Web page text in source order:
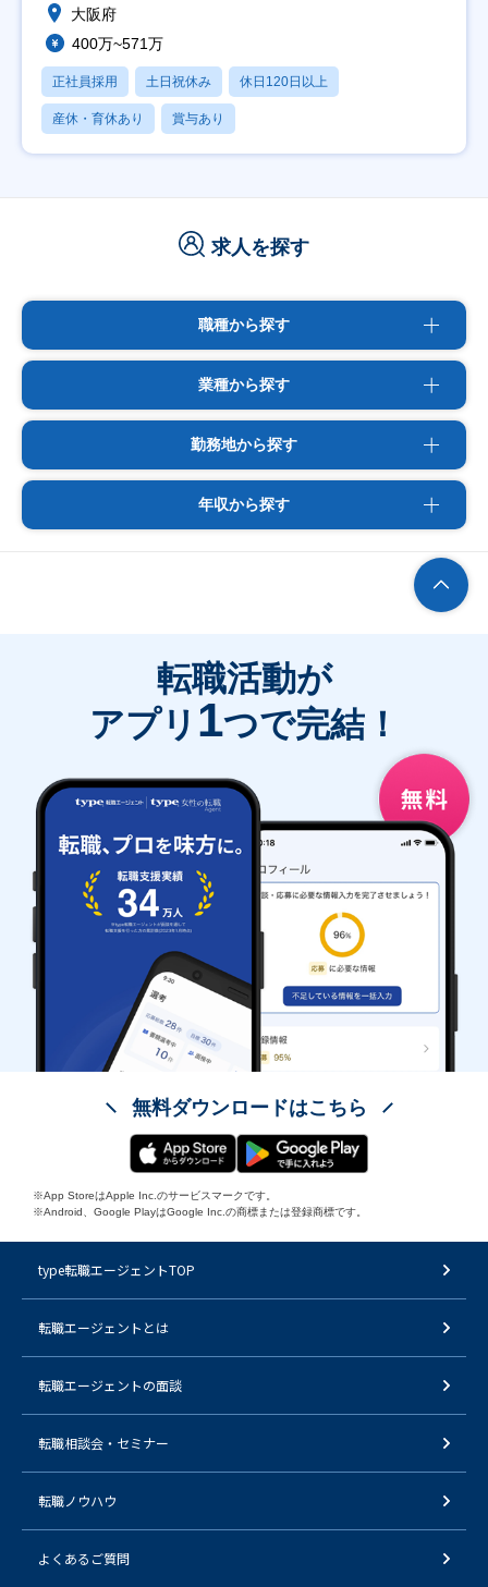
大阪府
400万~571万
正社員採用 土日祝休み 休日120日以上
産休・育休あり 賞与あり
求人を探す
職種から探す
業種から探す
勤務地から探す
年収から探す
転職活動が
アプリ 1つで完結！
無料ダウンロードはこちら
※App StoreはApple Inc.のサービスマークです。
※Android、Google PlayはGoogle Inc.の商標または登録商標です。
type転職エージェントTOP
転職エージェントとは
転職エージェントの面談
転職相談会・セミナー
転職ノウハウ
よくあるご質問